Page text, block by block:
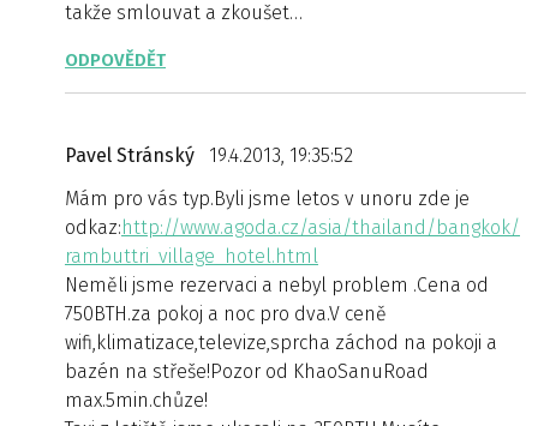
takže smlouvat a zkoušet…
ODPOVĚDĚT
Pavel Stránský
19.4.2013, 19:35:52
Mám pro vás typ.Byli jsme letos v unoru zde je
odkaz:http://www.agoda.cz/asia/thailand/bangkok/
rambuttri_village_hotel.html
Neměli jsme rezervaci a nebyl problem .Cena od
750BTH.za pokoj a noc pro dva.V ceně
wifi,klimatizace,televize,sprcha záchod na pokoji a
bazén na střeše!Pozor od KhaoSanuRoad
max.5min.chůze!